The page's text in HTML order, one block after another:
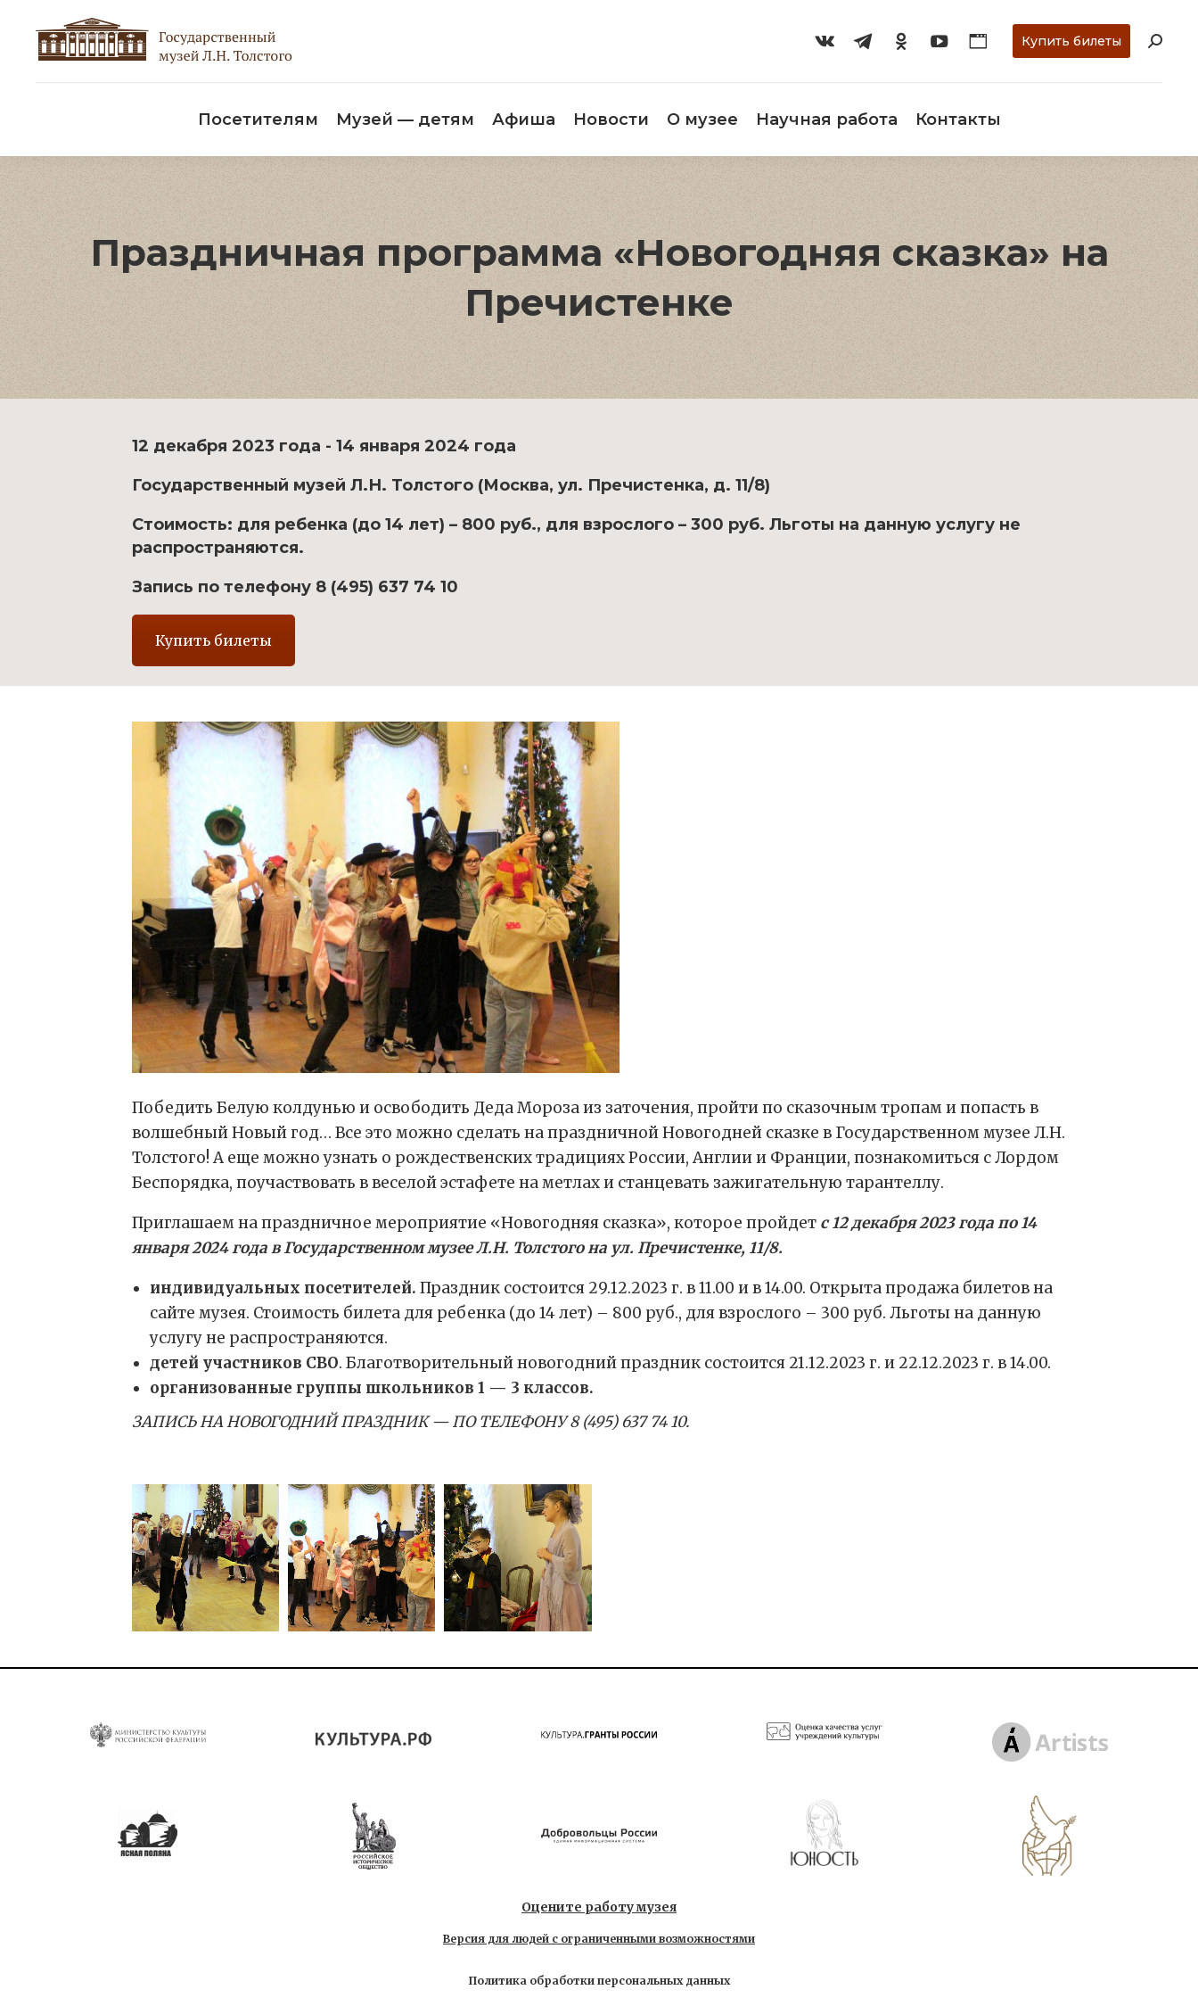
Купить билеты
Посетителям Музей — детям Афиша Новости О музее Научная работа Контакты
Праздничная программа «Новогодняя сказка» на
Пречистенке
12 декабря 2023 года - 14 января 2024 года
Государственный музей Л.Н. Толстого (Москва, ул. Пречистенка, д. 11/8)
Стоимость: для ребенка (до 14 лет) – 800 руб., для взрослого – 300 руб. Льготы на данную услугу не
распространяются.
Запись по телефону 8 (495) 637 74 10
Купить билеты
Победить Белую колдунью и освободить Деда Мороза из заточения, пройти по сказочным тропам и попасть в
волшебный Новый год… Все это можно сделать на праздничной Новогодней сказке в Государственном музее Л.Н.
Толстого! А еще можно узнать о рождественских традициях России, Англии и Франции, познакомиться с Лордом
Беспорядка, поучаствовать в веселой эстафете на метлах и станцевать зажигательную тарантеллу.
Приглашаем на праздничное мероприятие «Новогодняя сказка», которое пройдет с 12 декабря 2023 года по 14
января 2024 года в Государственном музее Л.Н. Толстого на ул. Пречистенке, 11/8.
индивидуальных посетителей. Праздник состоится 29.12.2023 г. в 11.00 и в 14.00. Открыта продажа билетов на
сайте музея. Стоимость билета для ребенка (до 14 лет) – 800 руб., для взрослого – 300 руб. Льготы на данную
услугу не распространяются.
детей участников СВО. Благотворительный новогодний праздник состоится 21.12.2023 г. и 22.12.2023 г. в 14.00.
организованные группы школьников 1 — 3 классов.
ЗАПИСЬ НА НОВОГОДНИЙ ПРАЗДНИК — ПО ТЕЛЕФОНУ 8 (495) 637 74 10.
Оцените работу музея
Версия для людей с ограниченными возможностями
Политика обработки персональных данных
О музее Научная работа Контакты